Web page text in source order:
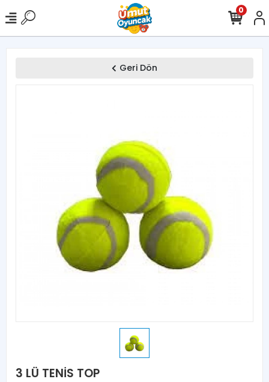
0
Geri Dön
3 LÜ TENİS TOP